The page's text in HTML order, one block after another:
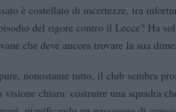
è costellato di incertezze, tra
del rigore contro il Lecce? Ha
che deve ancora trovare la sua
nonostante tutto, il club sembra
visione chiara: costruire una squadra